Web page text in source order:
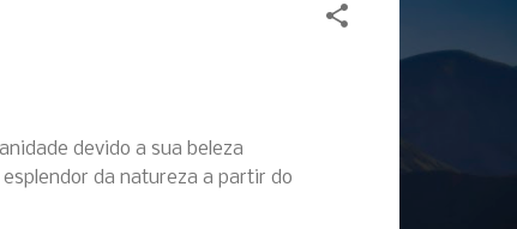
devido a sua beleza
da natureza a partir do